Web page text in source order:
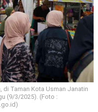
di Taman Kota Usman Janatin
(9/3/2025). (Foto :